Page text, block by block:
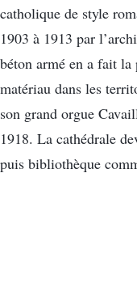
catholique de style
1903 à 1913 par
béton armé en a fait
matériau dans les
son grand orgue
1918. La cathédrale
puis bibliothèque